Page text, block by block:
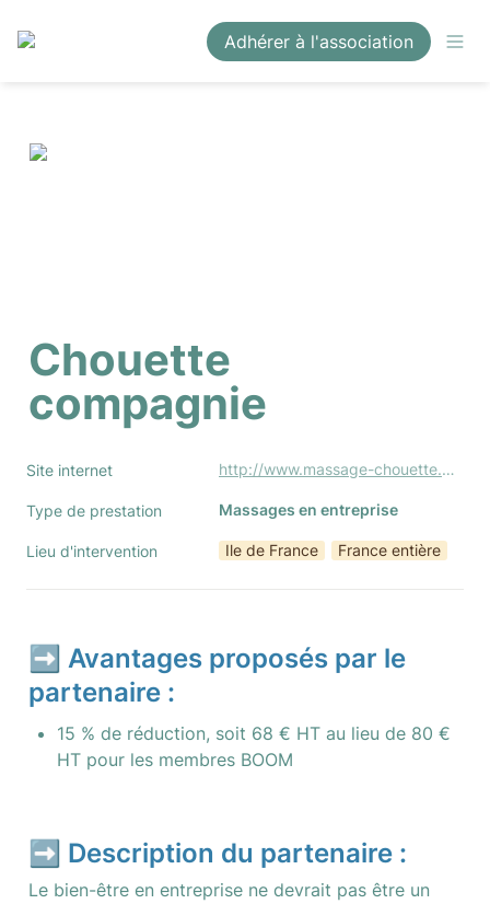
Adhérer à l'association
Chouette
compagnie
Site internet http://www.massage-chouette.fr/
Type de prestation Massages en entreprise
Lieu d'intervention Ile de France France entière
➡️ Avantages proposés par le
partenaire :
15 % de réduction, soit 68 € HT au lieu de 80 €
HT pour les membres BOOM
➡️ Description du partenaire :
Le bien-être en entreprise ne devrait pas être un